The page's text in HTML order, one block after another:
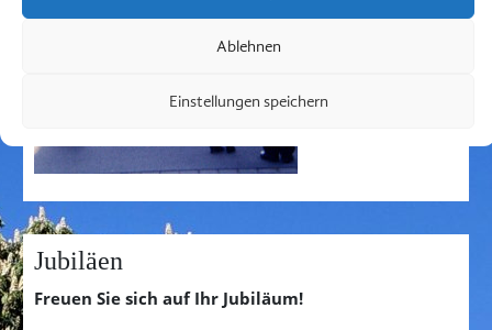
Ablehnen
Einstellungen speichern
Jubiläen
Freuen Sie sich auf Ihr Jubiläum!